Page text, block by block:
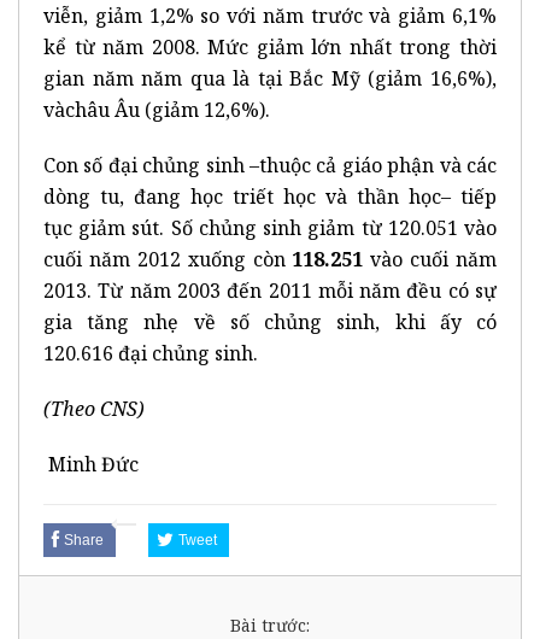
viễn, giảm 1,2% so với năm trước và giảm 6,1%
kể từ năm 2008. Mức giảm lớn nhất trong thời
gian năm năm qua là tại Bắc Mỹ (giảm 16,6%),
vàchâu Âu (giảm 12,6%).
Con số đại chủng sinh –thuộc cả giáo phận và các
dòng tu, đang học triết học và thần học– tiếp
tục giảm sút. Số chủng sinh giảm từ 120.051 vào
cuối năm 2012 xuống còn 118.251 vào cuối năm
2013. Từ năm 2003 đến 2011 mỗi năm đều có sự
gia tăng nhẹ về số chủng sinh, khi ấy có
120.616 đại chủng sinh.
(Theo CNS)
Minh Đức
Share Tweet
Bài trước: